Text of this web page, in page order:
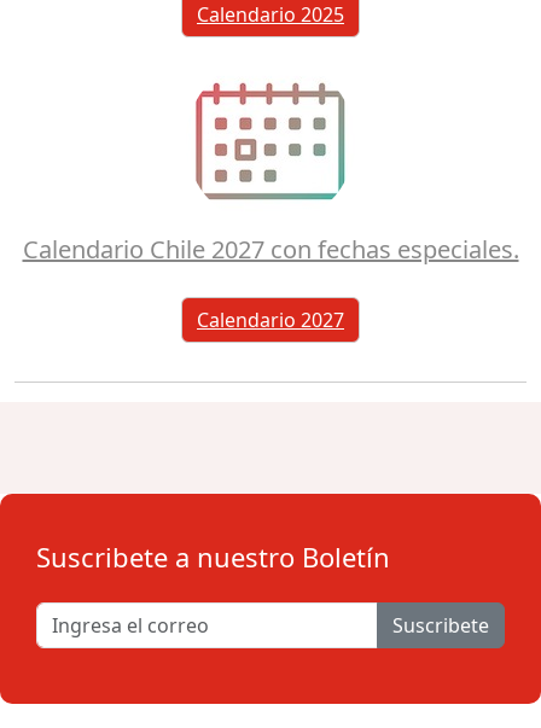
Calendario 2025
Calendario Chile 2027 con fechas especiales.
Calendario 2027
Suscribete a nuestro Boletín
Suscribete